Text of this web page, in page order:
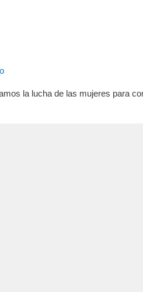
la lucha de las mujeres para